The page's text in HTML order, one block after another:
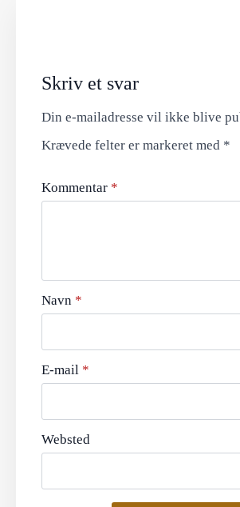
Skriv et svar
Din e-mailadresse vil ikke blive
Krævede felter er markeret med *
Kommentar *
Navn *
E-mail *
Websted